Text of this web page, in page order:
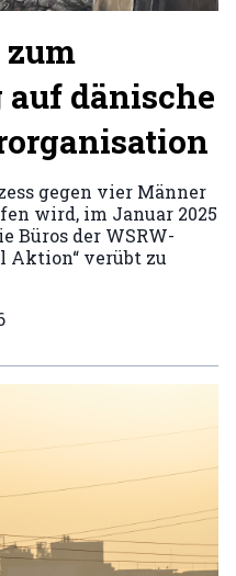
dänische
gegen vier Männer
wird, im Januar 2025
Büros der WSRW-
Aktion“ verübt zu